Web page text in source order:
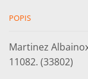
11082
POPIS
Martinez
11082. (33802)